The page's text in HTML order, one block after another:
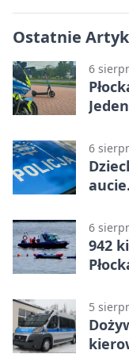
Ostatnie
6
6
6
942
5